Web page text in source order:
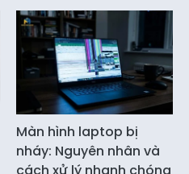
Màn hình laptop bị
nháy: Nguyên nhân và